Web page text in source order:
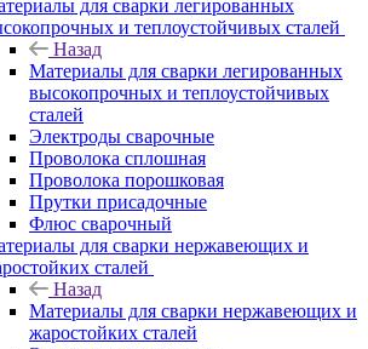
для сварки легированных
и теплоустойчивых сталей
Назад
Материалы для сварки легированных
высокопрочных и теплоустойчивых
сталей
Электроды сварочные
Проволока сплошная
Проволока порошковая
Прутки присадочные
Флюс сварочный
для сварки нержавеющих и
сталей
Назад
Материалы для сварки нержавеющих и
жаростойких сталей